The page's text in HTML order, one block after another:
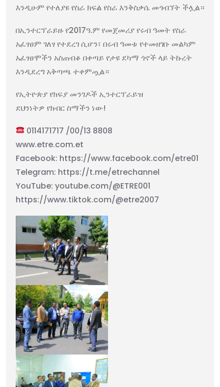
እንዲሁም የተለያዩ የስራ ክፍል የስራ እንቅስቃሴ መጎብኘት ችሏል።
በኢንተርፕራይዙ የ2017ዓ.ም የመጀመሪያ የሩብ ዓመት የስራ
አፈፃፀም ገለፃ የተደረገ ሲሆን፣ በሩብ ዓመቱ የተመዘገቡ መልካም
አፈፃፀሞችን አስጠብቆ በቀጣይ የታዩ ደካማ ጎኖች ላይ ትኩረት
እንዲደረግ አቅጣጫ ተቀምጧል።
የኢትዮጵያ የክፍያ መንገዶች ኢንተርፕራይዝ
ደህንነትዎ የክብር ስማችን ነው!
0114171717 /00/13 8808
www.etre.com.et
Facebook: https://www.facebook.com/etre01
Telegram: https://t.me/etrechannel
YouTube: youtube.com/@ETRE001
https://www.tiktok.com/@etre2007